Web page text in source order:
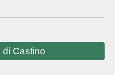
di Castino